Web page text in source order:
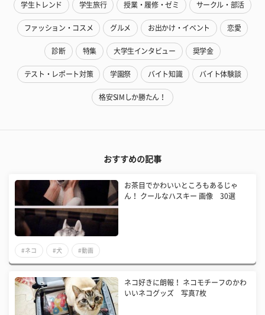
学生トレンド 学生旅行 授業・履修・ゼミ サークル・部活
ファッション・コスメ グルメ お出かけ・イベント 恋愛
診断 特集 大学生インタビュー 奨学金
テスト・レポート対策 学園祭 バイト知識 バイト体験談
格安SIMしか勝たん！
おすすめの記事
お茶目でかわいいところもあるじゃ
ん！ クールなハスキー 画像 30選
#ネコ #犬 #動画
ネコ好きに朗報！ ネコモチーフのかわ
いいネコグッズ 写真7枚